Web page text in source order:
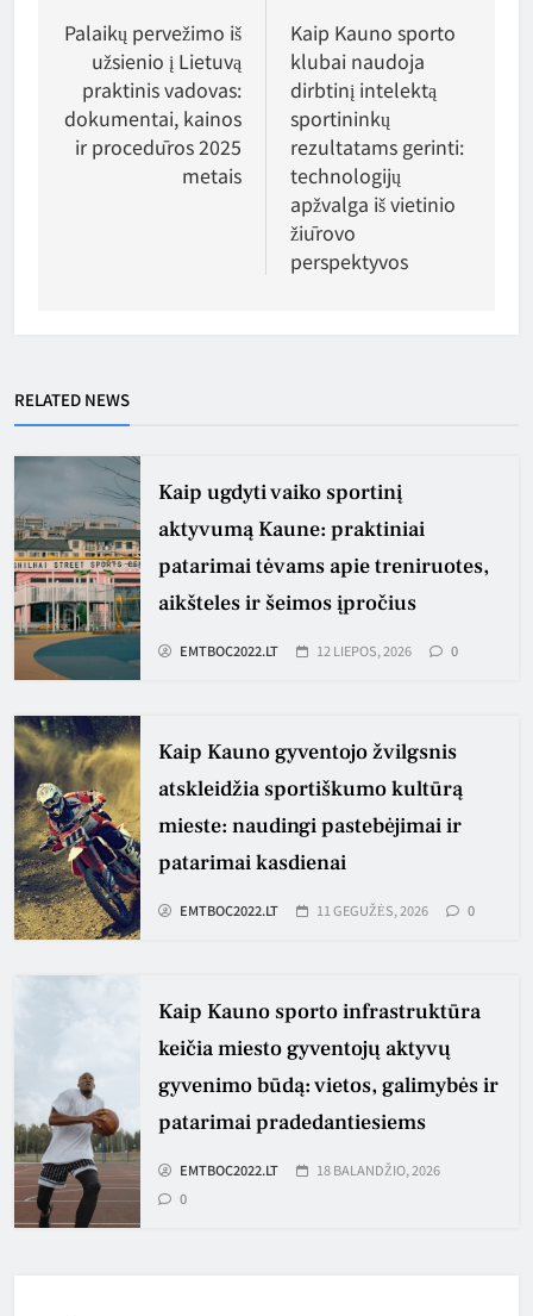
tarp
įrašų
Palaikų pervežimo iš
užsienio į Lietuvą
praktinis vadovas:
dokumentai, kainos
ir procedūros 2025
metais
Kaip Kauno sporto
klubai naudoja
dirbtinį intelektą
sportininkų
rezultatams gerinti:
technologijų
apžvalga iš vietinio
žiūrovo
perspektyvos
RELATED NEWS
Kaip ugdyti vaiko sportinį
aktyvumą Kaune: praktiniai
patarimai tėvams apie treniruotes,
aikšteles ir šeimos įpročius
EMTBOC2022.LT 12 LIEPOS, 2026 0
Kaip Kauno gyventojo žvilgsnis
atskleidžia sportiškumo kultūrą
mieste: naudingi pastebėjimai ir
patarimai kasdienai
EMTBOC2022.LT 11 GEGUŽĖS, 2026 0
Kaip Kauno sporto infrastruktūra
keičia miesto gyventojų aktyvų
gyvenimo būdą: vietos, galimybės ir
patarimai pradedantiesiems
EMTBOC2022.LT
18 BALANDŽIO, 2026
0